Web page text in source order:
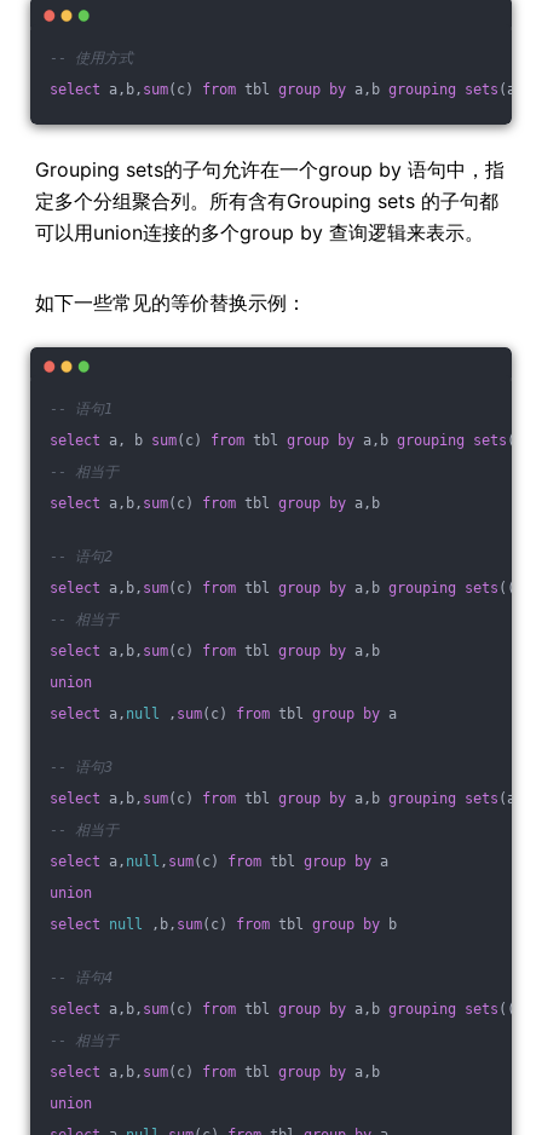
-- 使用方式
select a,b, sum(c) from tbl group by a,b grouping sets (a,b)
Grouping sets的子句允许在一个group by 语句中，指
定多个分组聚合列。所有含有Grouping sets 的子句都
可以用union连接的多个group by 查询逻辑来表示。
如下一些常见的等价替换示例：
-- 语句1
select a, b sum(c) from tbl group by a,b grouping sets
-- 相当于
select a,b, sum(c) from tbl group by a,b
-- 语句2
select a,b, sum(c) from tbl group by a,b grouping sets
-- 相当于
select a,b, sum(c) from tbl group by a,b
union
select a, null , sum(c) from tbl group by a
-- 语句3
select a,b, sum(c) from tbl group by a,b grouping sets (a,b)
-- 相当于
select a, null , sum(c) from tbl group by a
union
select
null ,b, sum(c) from tbl group by b
-- 语句4
select a,b, sum(c) from tbl group by a,b grouping sets
-- 相当于
select a,b, sum(c) from tbl group by a,b
union